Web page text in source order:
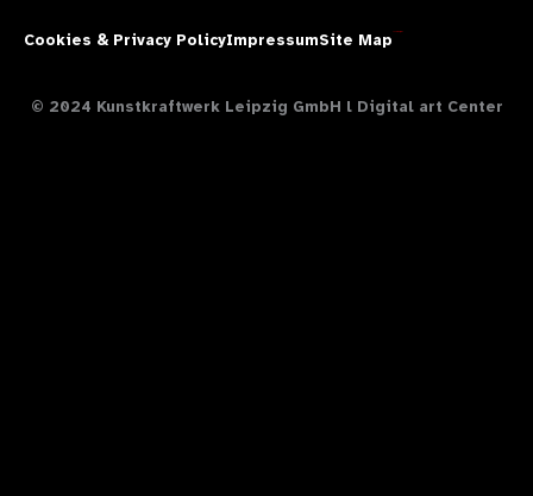
e
b
o
s
t
g
k
e
d
t
b
e
Cookies & Privacy PolicyImpressumSite Map
© 2024 Kunstkraftwerk Leipzig GmbH l Digital art Center